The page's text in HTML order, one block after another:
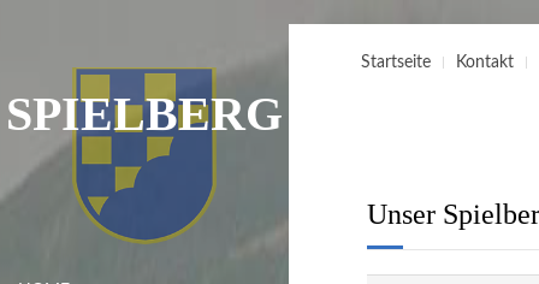
SPIELBERG
Startseite Kontakt
Unser